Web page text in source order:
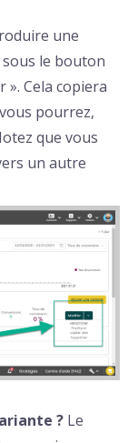
une
le bouton
». Cela copiera
pourrez,
que vous
un autre
? Le